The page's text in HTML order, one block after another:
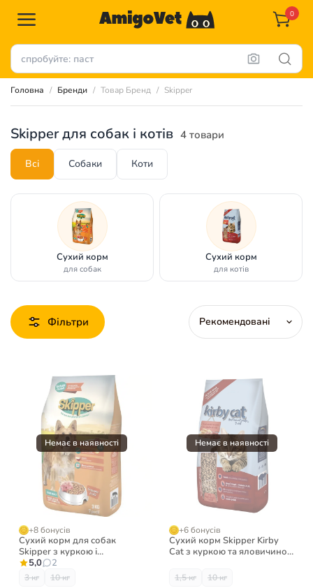
0
Головна Бренди Товар Бренд Skipper
Skipper для собак і котів 4 товари
Всі Собаки Коти
Сухий корм
для собак
Сухий корм
для котів
Фільтри
+8 бонусів
Сухий корм для собак
Skipper з куркою і
яловичиною
5,0 2
3 кг 10 кг
+6 бонусів
Сухий корм Skipper Kirby
Cat з куркою та яловичиною
1,5 кг 10 кг